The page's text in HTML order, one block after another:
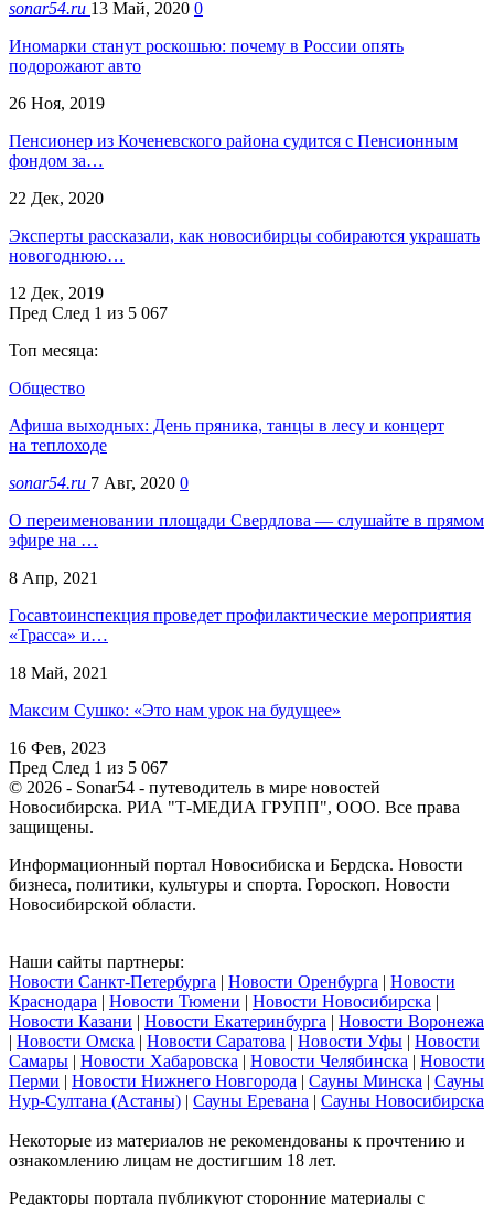
sonar54.ru 13 Май, 2020 0
Иномарки станут роскошью: почему в России опять
подорожают авто
26 Ноя, 2019
Пенсионер из Коченевского района судится с Пенсионным
фондом за…
22 Дек, 2020
Эксперты рассказали, как новосибирцы собираются украшать
новогоднюю…
12 Дек, 2019
Пред След 1 из 5 067
Топ месяца:
Общество
Афиша выходных: День пряника, танцы в лесу и концерт
на теплоходе
sonar54.ru 7 Авг, 2020 0
О переименовании площади Свердлова — слушайте в прямом
эфире на …
8 Апр, 2021
Госавтоинспекция проведет профилактические мероприятия
«Трасса» и…
18 Май, 2021
Максим Сушко: «Это нам урок на будущее»
16 Фев, 2023
Пред След 1 из 5 067
© 2026 - Sonar54 - путеводитель в мире новостей
Новосибирска. РИА "Т-МЕДИА ГРУПП", ООО. Все права
защищены.
Информационный портал Новосибиска и Бердска. Новости
бизнеса, политики, культуры и спорта. Гороскоп. Новости
Новосибирской области.
Наши сайты партнеры:
Новости Санкт-Петербурга | Новости Оренбурга | Новости
Краснодара | Новости Тюмени | Новости Новосибирска |
Новости Казани | Новости Екатеринбурга | Новости Воронежа
| Новости Омска | Новости Саратова | Новости Уфы | Новости
Самары | Новости Хабаровска | Новости Челябинска | Новости
Перми | Новости Нижнего Новгорода | Сауны Минска | Сауны
Нур-Султана (Астаны) | Сауны Еревана | Сауны Новосибирска
Некоторые из материалов не рекомендованы к прочтению и
ознакомлению лицам не достигшим 18 лет.
Редакторы портала публикуют сторонние материалы с